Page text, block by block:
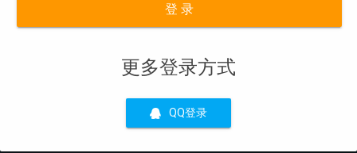
登 录
更多登录方式
QQ登录